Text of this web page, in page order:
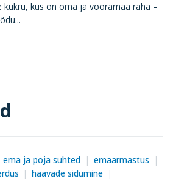
kukru, kus on oma ja võõramaa raha –
ema ja poja suhted
emaarmastus
haavade sidumine